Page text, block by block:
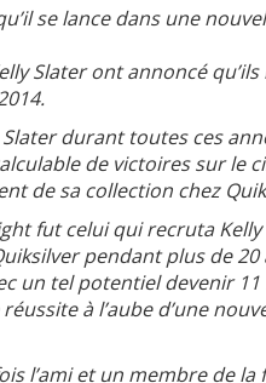
se lance dans une
Slater ont annoncé
durant toutes ces
de victoires sur le
de sa collection chez
fut celui qui recruta
pendant plus de 20
un tel potentiel devenir
à l’aube d’une
l’ami et un membre de